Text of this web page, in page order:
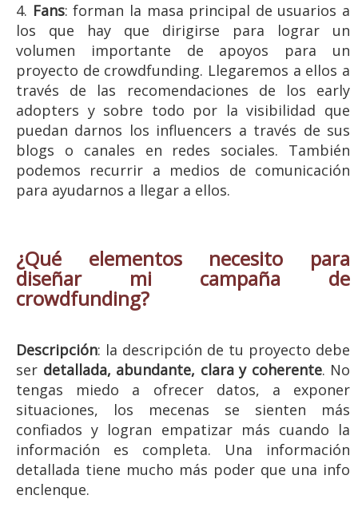
4. Fans: forman la masa principal de usuarios a
los que hay que dirigirse para lograr un
volumen importante de apoyos para un
proyecto de crowdfunding. Llegaremos a ellos a
través de las recomendaciones de los early
adopters y sobre todo por la visibilidad que
puedan darnos los influencers a través de sus
blogs o canales en redes sociales. También
podemos recurrir a medios de comunicación
para ayudarnos a llegar a ellos.
¿Qué elementos necesito para
diseñar mi campaña de
crowdfunding?
Descripción: la descripción de tu proyecto debe
ser detallada, abundante, clara y coherente. No
tengas miedo a ofrecer datos, a exponer
situaciones, los mecenas se sienten más
confiados y logran empatizar más cuando la
información es completa. Una información
detallada tiene mucho más poder que una info
enclenque.